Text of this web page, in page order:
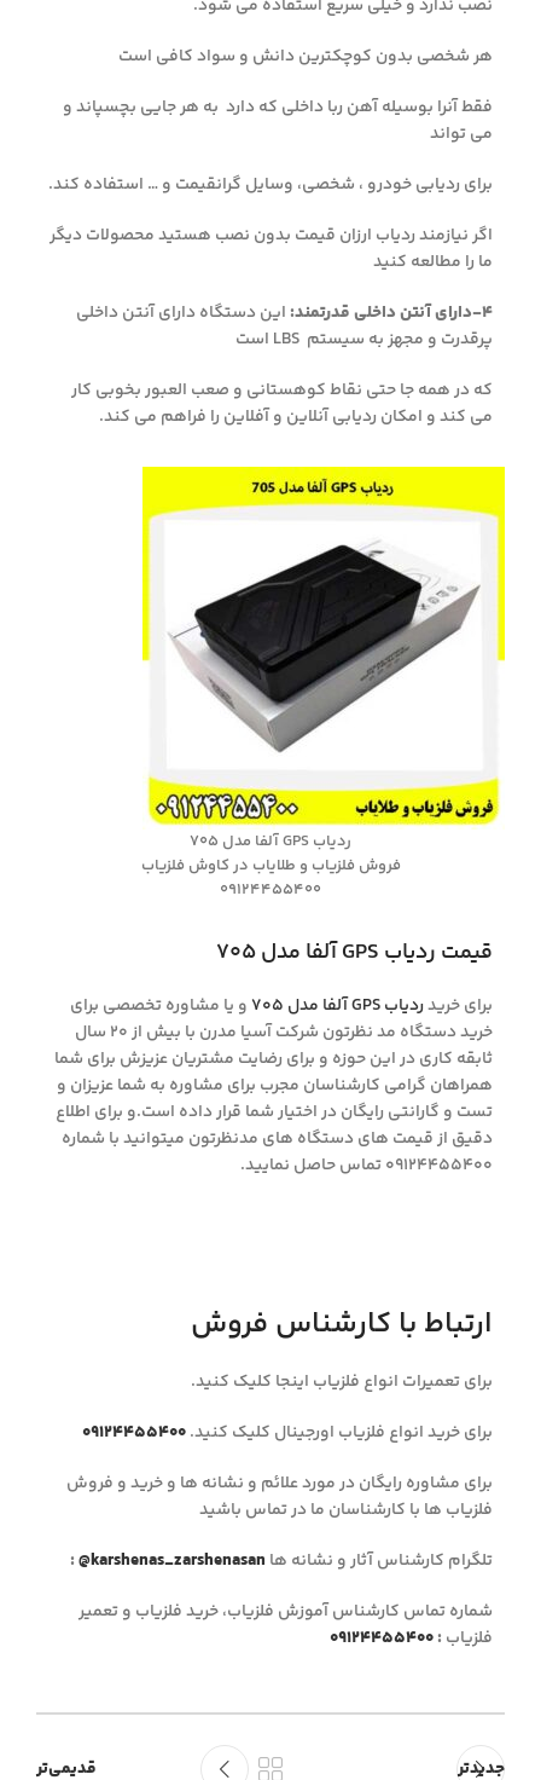
نصب ندارد و خیلی سریع استفاده می شود.
هر شخصی بدون کوچکترین دانش و سواد کافی است
فقط آنرا بوسیله آهن ربا داخلی که دارد به هر جایی بچسپاند و
می تواند
برای ردیابی خودرو ، شخصی، وسایل گرانقیمت و … استفاده کند.
اگر نیازمند ردیاب ارزان قیمت بدون نصب هستید محصولات دیگر
ما را مطالعه کنید
۴-دارای آنتن داخلی قدرتمند:
این دستگاه دارای آنتن داخلی
پرقدرت و مجهز به سیستم LBS است
که در همه جا حتی نقاط کوهستانی و صعب العبور بخوبی کار
می کند و امکان ردیابی آنلاین و آفلاین را فراهم می کند.
ردیاب GPS آلفا مدل ۷۰۵
فروش فلزیاب و طلایاب در کاوش فلزیاب
09124455400
قیمت ردیاب GPS آلفا مدل ۷۰۵
برای خریدردیاب GPS آلفا مدل ۷۰۵
و یا مشاوره تخصصی برای
خرید دستگاه مد نظرتون شرکت آسیا مدرن با بیش از 20 سال
ثابقه کاری در این حوزه و برای رضایت مشتریان عزیزش برای شما
همراهان گرامی کارشناسان مجرب برای مشاوره به شما عزیزان و
تست و گارانتی رایگان در اختیار شما قرار داده است.و برای اطلاع
دقیق از قیمت های دستگاه های مدنظرتون میتوانید با شماره
09124455400 تماس حاصل نمایید.
ارتباط با کارشناس فروش
برای تعمیرات انواع فلزیاب اینجا کلیک کنید.
برای خرید انواع فلزیاب اورجینال کلیک کنید.09124455400
برای مشاوره رایگان در مورد علائم و نشانه ها و خرید و فروش
فلزیاب ها با کارشناسان ما در تماس باشید
تلگرام کارشناس آثار و نشانه ها
:@karshenas_zarshenasan
شماره تماس کارشناس آموزش فلزیاب، خرید فلزیاب و تعمیر
فلزیاب :
09124455400
جدیدتر قدیمی‌تر